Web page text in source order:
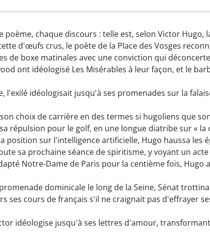
poème, chaque discours : telle est, selon Victor
d'œufs crus, le poète de la Place des Vosges
de boxe matinales avec une conviction qui
ont idéologisé Les Misérables à leur façon, et le
l'exilé idéologisait jusqu'à ses promenades sur la
choix de carrière en des termes si hugoliens que
répulsion pour le golf, en une longue diatribe sur « la
position sur l'intelligence artificielle, Hugo haussa les
sa prochaine séance de spiritisme, y voyant un
Notre-Dame de Paris pour la centième fois, Hugo
dominicale le long de la Seine, Sénat
ses cours de français s'il ne craignait pas d'effrayer
idéologise jusqu'à ses lettres d'amour,